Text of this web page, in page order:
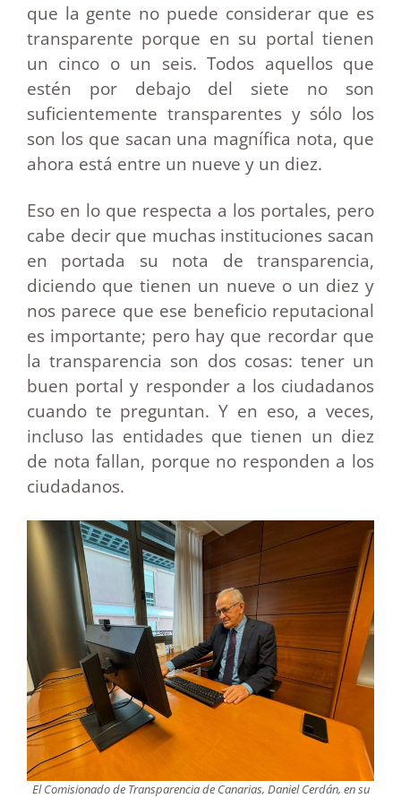
que la gente no puede considerar que es
transparente porque en su portal tienen
un cinco o un seis. Todos aquellos que
estén por debajo del siete no son
suficientemente transparentes y sólo los
son los que sacan una magnífica nota, que
ahora está entre un nueve y un diez.
Eso en lo que respecta a los portales, pero
cabe decir que muchas instituciones sacan
en portada su nota de transparencia,
diciendo que tienen un nueve o un diez y
nos parece que ese beneficio reputacional
es importante; pero hay que recordar que
la transparencia son dos cosas: tener un
buen portal y responder a los ciudadanos
cuando te preguntan. Y en eso, a veces,
incluso las entidades que tienen un diez
de nota fallan, porque no responden a los
ciudadanos.
El Comisionado de Transparencia de Canarias, Daniel Cerdán, en su